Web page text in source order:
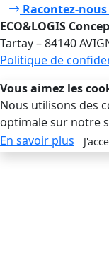
Racontez-
ECO&LOGIS
Tartay – 84140
Politique de
Vous aimez les
Nous utilisons des
optimale sur notre
En savoir plus